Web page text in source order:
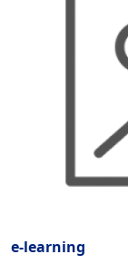
e-learning